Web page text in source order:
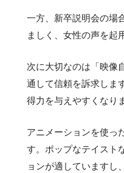
一方、新卒説明会の場
ましく、女性の声を起
次に大切なのは「映像
通して信頼を訴求しま
得力を与えやすくなり
アニメーションを使っ
す。ポップなテイスト
ョンが適していますし